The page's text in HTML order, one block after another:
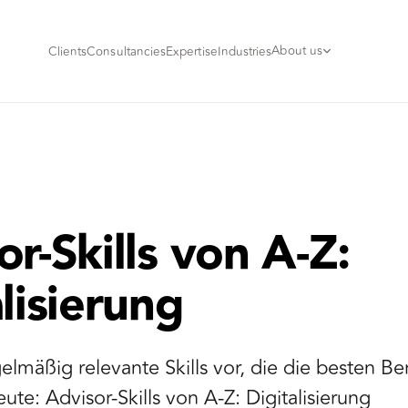
ClientsConsultanciesExpertiseIndustriesAbout us
Skills von A-Z:
relevante Skills vor, die die besten
Advisor-Skills von A-Z: Digitalisierung